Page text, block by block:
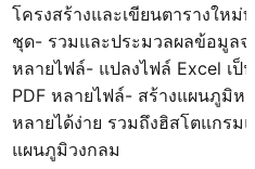
โครงสร้างและเขียนตารางใหม่
ชุด- รวมและประมวลผลข้อมูลจ
หลายไฟล์- แปลงไฟล์ Excel เป็น
PDF หลายไฟล์- สร้างแผนภูมิห
หลายได้ง่าย รวมถึงฮิสโตแกรม
แผนภูมิวงกลม